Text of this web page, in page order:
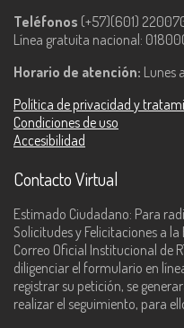
Teléfonos (+57)(601)
Línea gratuita nacional:
Horario de atención: Lunes
Política de privacidad y
Condiciones de uso
Accesibilidad
Contacto Virtual
Estimado Ciudadano: Para
Solicitudes y Felicitaciones a
Correo Oficial Institucional de
diligenciar el formulario en
registrar su petición, se
realizar el seguimiento, para